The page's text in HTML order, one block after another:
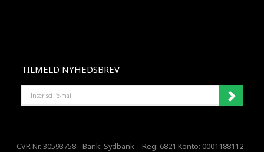
TILMELD NYHEDSBREV
MAIL
CVR Nr. 30593758 - Bank: Sydbank – Reg: 6821 Konto: 0001188112 -